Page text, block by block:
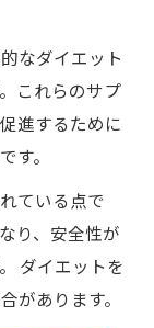
なダイエット
これらのサプ
進するために
す。
ている点で
り、安全性が
ダイエットを
があります。